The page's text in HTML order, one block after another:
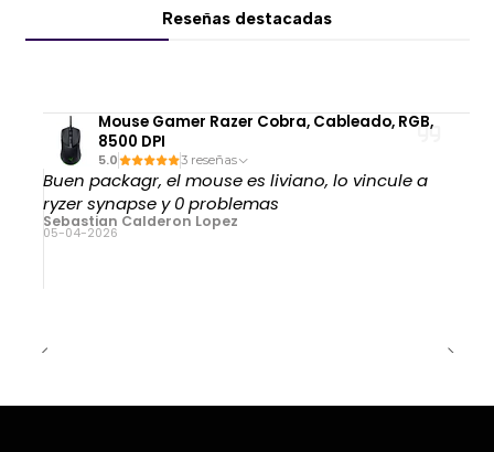
Reseñas destacadas
Mouse Gamer Razer Cobra, Cableado, RGB,
8500 DPI
5.0 3 reseñas
Buen packagr, el mouse es liviano, lo vincule a
ryzer synapse y 0 problemas
Sebastian Calderon Lopez
05-04-2026